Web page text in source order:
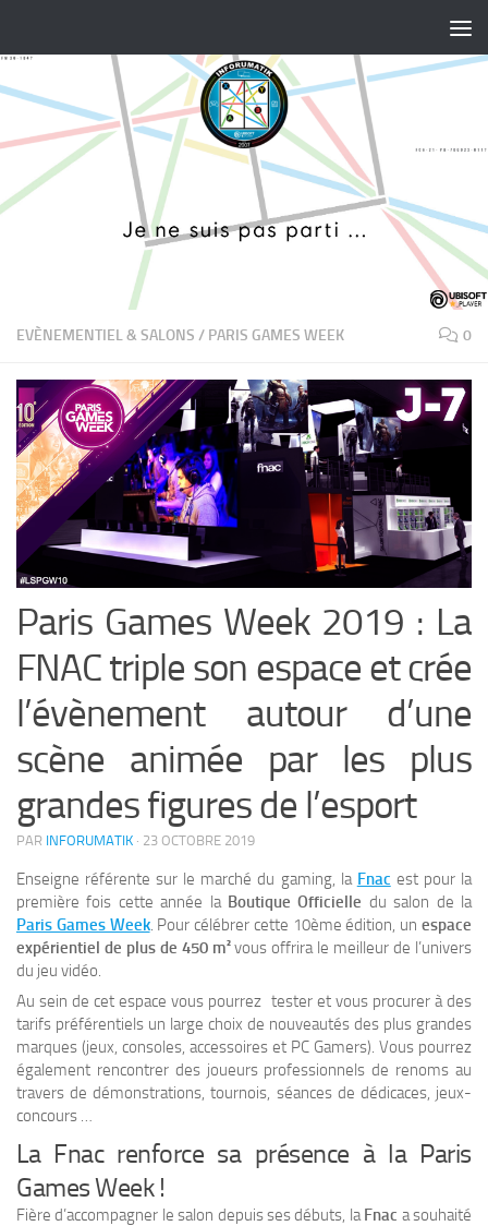
EVÈNEMENTIEL & SALONS / PARIS GAMES WEEK 0
Paris Games Week 2019 : La
FNAC triple son espace et crée
l’évènement autour d’une
scène animée par les plus
grandes figures de l’esport
PAR INFORUMATIK · 23 OCTOBRE 2019
Enseigne référente sur le marché du gaming, la Fnac est pour la
première fois cette année la Boutique Officielle du salon de la
Paris Games Week. Pour célébrer cette 10ème édition, unespace
expérientiel de plus de 450 m²vous offrira le meilleur de l’univers
du jeu vidéo.
Au sein de cet espace vous pourrez tester et vous procurer à des
tarifs préférentiels un large choix de nouveautés des plus grandes
marques (jeux, consoles, accessoires et PC Gamers). Vous pourrez
également rencontrer des joueurs professionnels de renoms au
travers de démonstrations, tournois, séances de dédicaces, jeux-
concours …
La Fnac renforce sa présence à la Paris
Games Week !
Fière d’accompagner le salon depuis ses débuts, laFnac a souhaité